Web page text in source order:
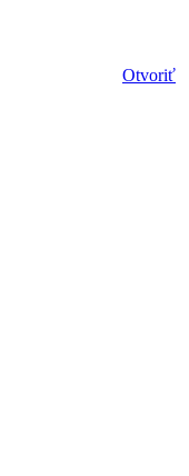
Otvoriť